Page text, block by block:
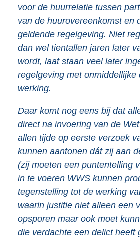
voor de huurrelatie tussen
van de huurovereenkomst en
geldende regelgeving. Niet
dan wel tientallen jaren later
wordt, laat staan veel later
regelgeving met onmiddellijke
werking.
Daar komt nog eens bij dat
direct na invoering van de
allen tijde op eerste verzoek
kunnen aantonen dát zij aan
(zij moeten een puntentelling
in te voeren WWS kunnen
tegenstelling tot de werking
waarin justitie niet alleen een
opsporen maar ook moet
die verdachte een delict heeft